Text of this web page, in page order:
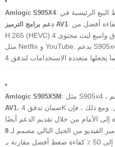
Amlogic S905X4
دعم برامج الترميز AV1
H.265 (HEVC) وتم تبنيه على نطاق واسع لبث محتوى 4K على منصات
Amlogic S905X5M
AV1
الفيديو من الجيل التالي مصمم لـ
يصل إلى 50 ٪ كفاءة ضغط أفضل مقارنة بـ H.265 ، مما يجعلها مثالية